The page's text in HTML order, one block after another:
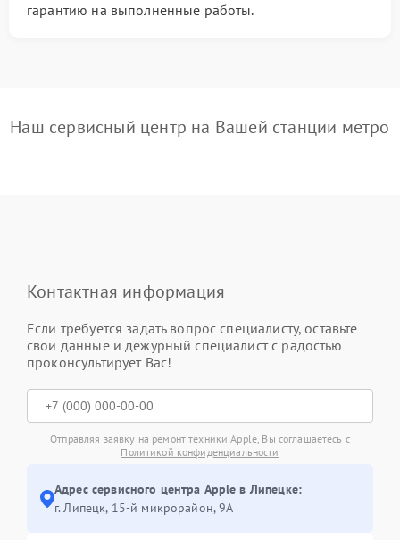
гарантию на выполненные работы.
Наш сервисный центр на Вашей станции метро
Контактная информация
Если требуется задать вопрос специалисту, оставьте
свои данные и дежурный специалист с радостью
проконсультирует Вас!
Отправляя заявку на ремонт техники Apple, Вы соглашаетесь с
Политикой конфиденциальности
Адрес сервисного центра Apple в Липецке:
г. Липецк, 15-й микрорайон, 9А